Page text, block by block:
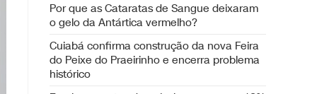
Por que as Cataratas de Sangue deixaram
o gelo da Antártica vermelho?
Cuiabá confirma construção da nova Feira
do Peixe do Praeirinho e encerra problema
histórico